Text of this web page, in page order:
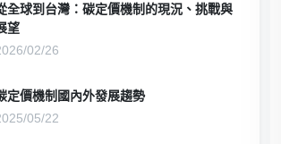
全球到台灣：碳定價機制的現況、挑戰與
望
02/26
定價機制國內外發展趨勢
05/22